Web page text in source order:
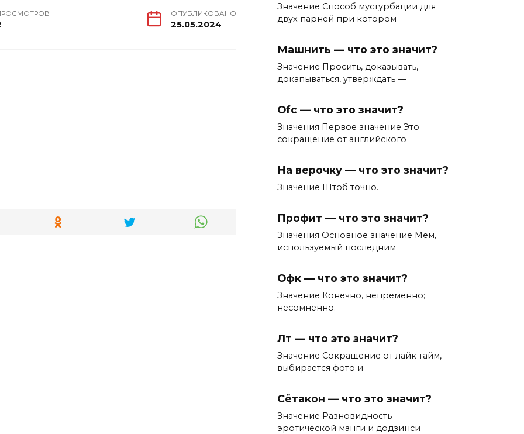
ОПУБЛИКОВАНО
25.05.2024
Значение Способ мустурбации для
двух парней при котором
Машнить — что это значит?
Значение Просить, доказывать,
докапываться, утверждать —
Ofc — что это значит?
Значения Первое значение Это
сокращение от английского
На верочку — что это значит?
Значение Штоб точно.
Профит — что это значит?
Значения Основное значение Мем,
используемый последним
Офк — что это значит?
Значение Конечно, непременно;
несомненно.
Лт — что это значит?
Значение Сокращение от лайк тайм,
выбирается фото и
Сётакон — что это значит?
Значение Разновидность
эротической манги и додзинси